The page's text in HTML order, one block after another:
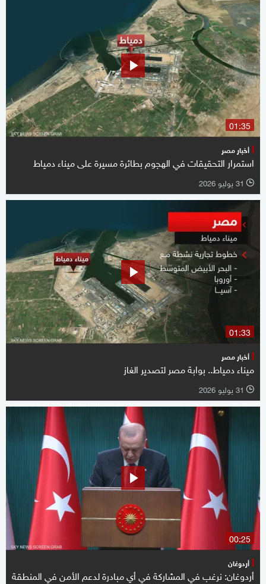
01:35
أخبار مصر
استمرار التحقيقات في الهجوم بطائرة مسيرة على ميناء دمياط
l 31 يوليو 2026
01:33
أخبار مصر
ميناء دمياط.. بوابة مصر لتصدير الغاز
l 31 يوليو 2026
00:25
أردوغان
أردوغان: نرغب في المشاركة في أي مبادرة لدعم الأمن في المنطقة